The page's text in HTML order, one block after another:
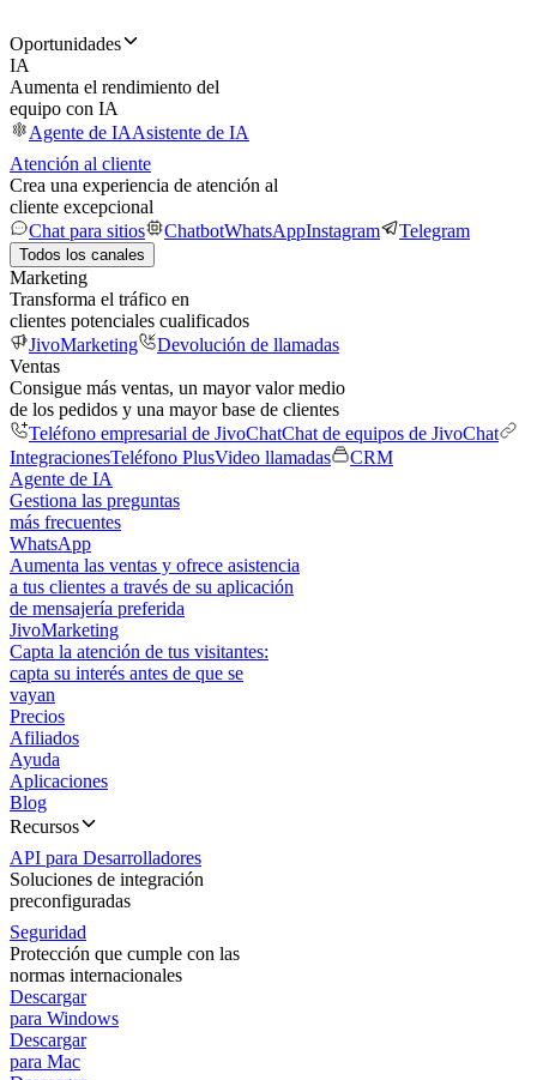
Oportunidades
IA
Aumenta el rendimiento del
equipo con IA
Agente de IAAsistente de IA
Atención al cliente
Crea una experiencia de atención al
cliente excepcional
Chat para sitios
ChatbotWhatsAppInstagram Telegram
Todos los canales
Marketing
Transforma el tráfico en
clientes potenciales cualificados
JivoMarketing
Devolución de llamadas
Ventas
Consigue más ventas, un mayor valor medio
de los pedidos y una mayor base de clientes
Teléfono empresarial de JivoChatChat de equipos de JivoChat
IntegracionesTeléfono PlusVideo llamadas
CRM
Agente de IA
Gestiona las preguntas
más frecuentes
WhatsApp
Aumenta las ventas y ofrece asistencia
a tus clientes a través de su aplicación
de mensajería preferida
JivoMarketing
Capta la atención de tus visitantes:
capta su interés antes de que se
vayan
Precios
Afiliados
Ayuda
Aplicaciones
Blog
Recursos
API para Desarrolladores
Soluciones de integración
preconfiguradas
Seguridad
Protección que cumple con las
normas internacionales
Descargar
para Windows
Descargar
para Mac